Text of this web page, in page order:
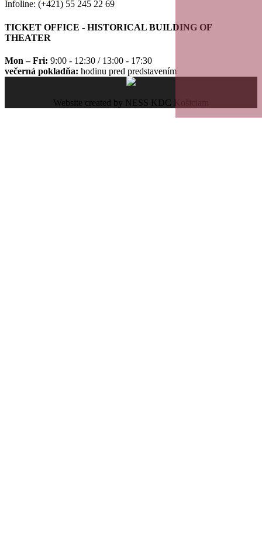
Infoline: (+421) 55 245 22 69
TICKET OFFICE - HISTORICAL BUILDING OF
THEATER
Mon – Fri: 9:00 - 12:30 / 13:00 - 17:30
večerná pokladňa: hodinu pred predstavením
Website created by NESS KDC Košiciam